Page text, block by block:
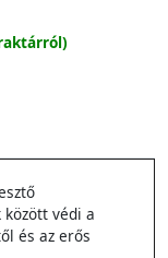
védi a
és az erős